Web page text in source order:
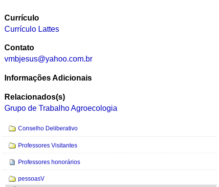
Currículo
Currículo Lattes
Contato
vmbjesus@yahoo.com.br
Informações Adicionais
Relacionados(s)
Grupo de Trabalho Agroecologia
Navegação
Conselho Deliberativo
Professores Visitantes
Professores honorários
pessoasV